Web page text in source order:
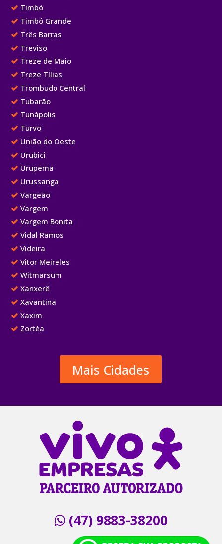
Timbó
Timbó Grande
Três Barras
Treviso
Treze de Maio
Treze Tílias
Trombudo Central
Tubarão
Tunápolis
Turvo
União do Oeste
Urubici
Urupema
Urussanga
Vargeão
Vargem
Vargem Bonita
Vidal Ramos
Videira
Vitor Meireles
Witmarsum
Xanxerê
Xavantina
Xaxim
Zortéa
Mais Cidades
(47) 9883-38200